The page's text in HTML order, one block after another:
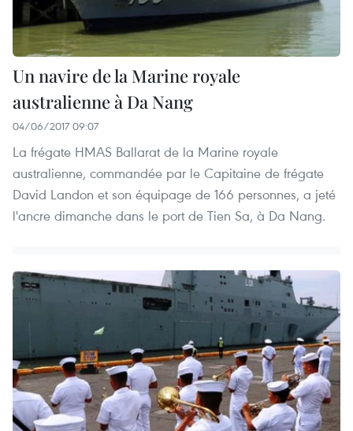
Un navire de la Marine royale
australienne à Da Nang
04/06/2017 09:07
La frégate HMAS Ballarat de la Marine royale
australienne, commandée par le Capitaine de frégate
David Landon et son équipage de 166 personnes, a jeté
l'ancre dimanche dans le port de Tien Sa, à Da Nang.